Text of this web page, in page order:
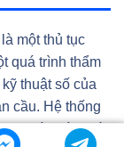
một thủ tục
quá trình thẩm
thuật số của
cầu. Hệ thống
và chính xác